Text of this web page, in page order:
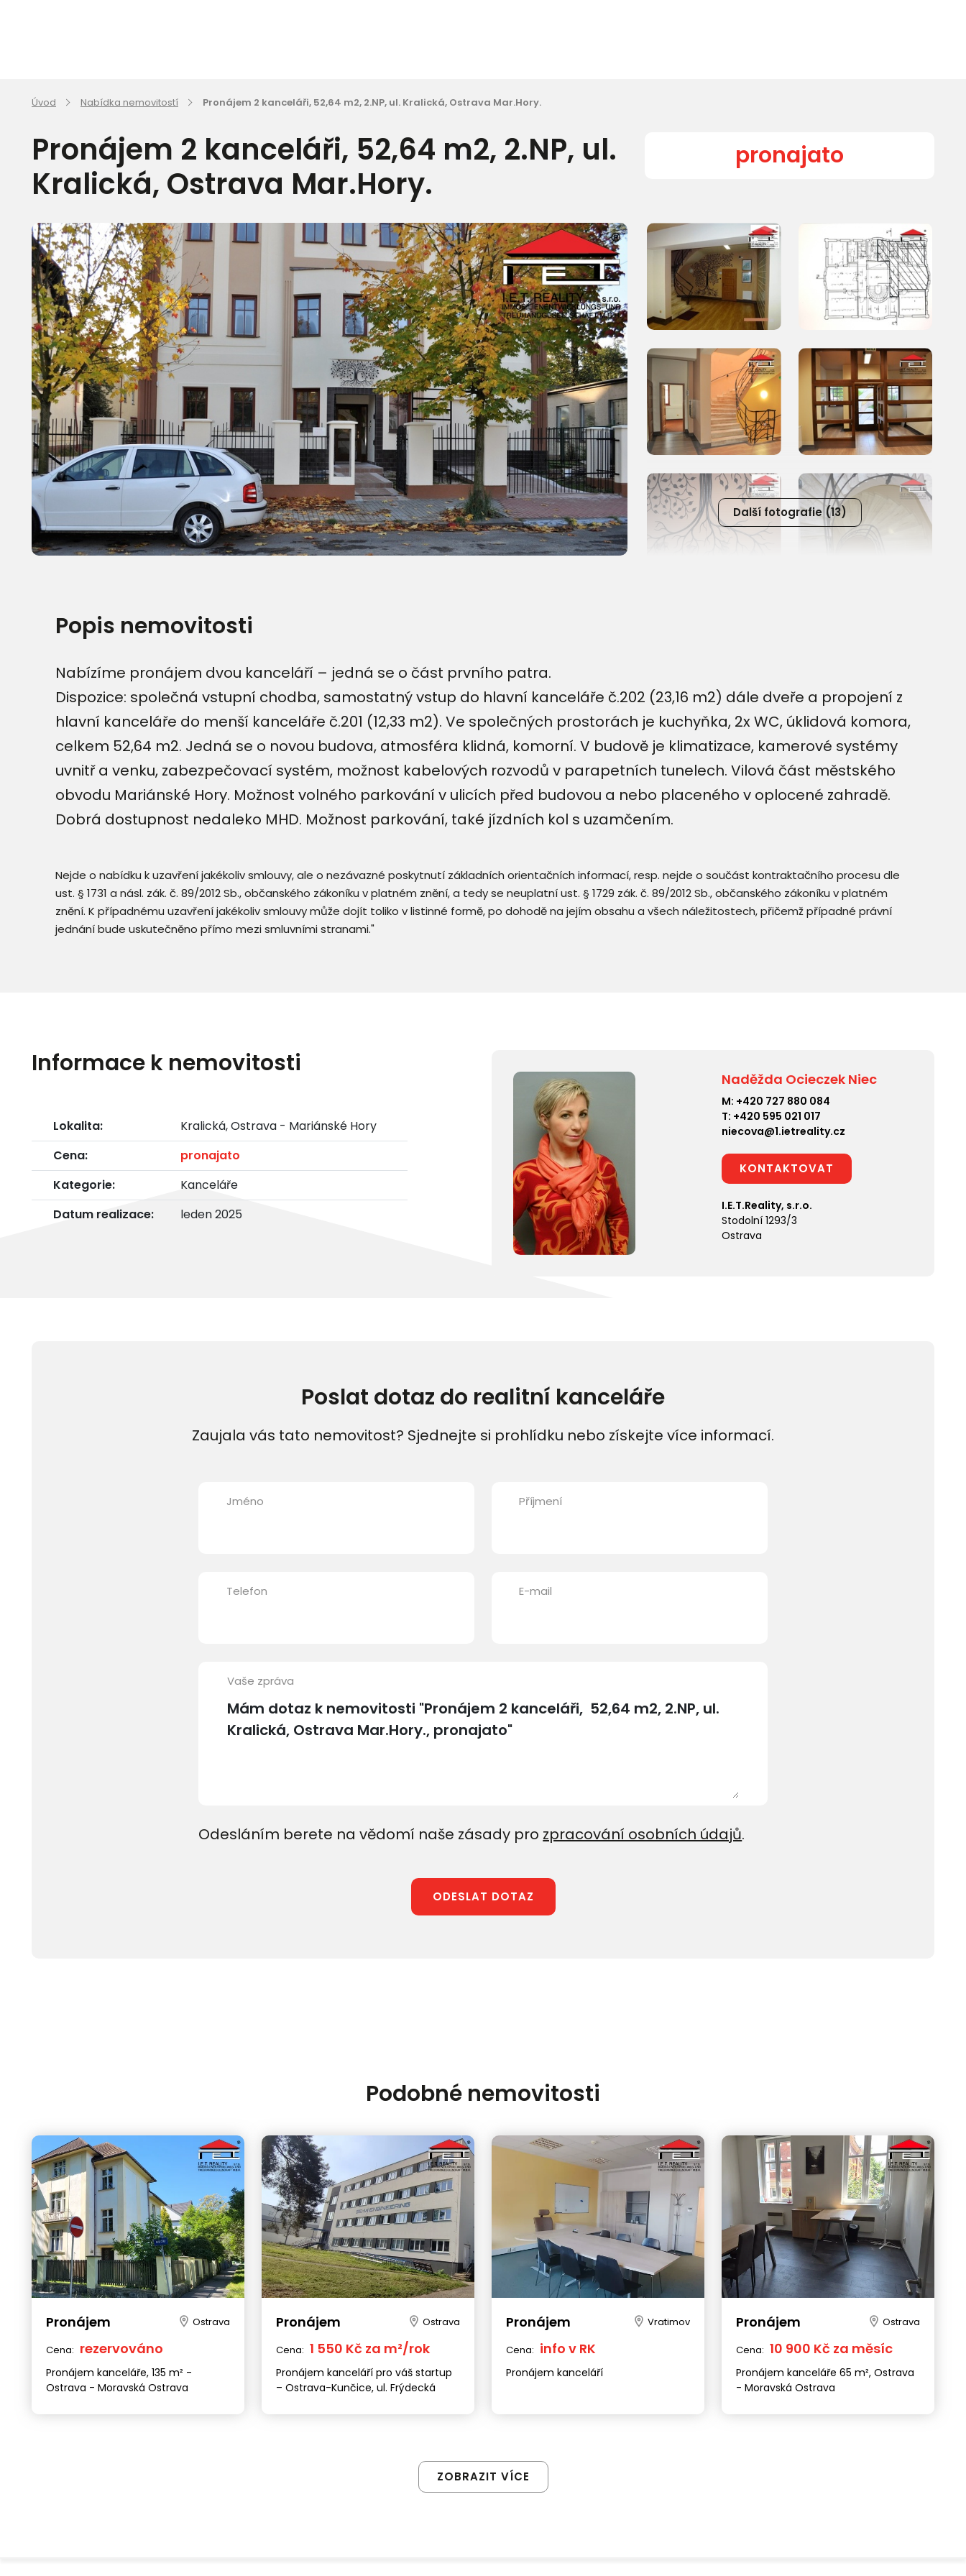
Úvod Nabídka nemovitostí Pronájem 2 kanceláři, 52,64 m2, 2.NP, ul. Kralická, Ostrava Mar.Hory.
Pronájem 2 kanceláři, 52,64 m2, 2.NP, ul.
Kralická, Ostrava Mar.Hory.
pronajato
Další fotografie (13)
Popis nemovitosti
Nabízíme pronájem dvou kanceláří – jedná se o část prvního patra.
Dispozice: společná vstupní chodba, samostatný vstup do hlavní kanceláře č.202 (23,16 m2) dále dveře a propojení z
hlavní kanceláře do menší kanceláře č.201 (12,33 m2). Ve společných prostorách je kuchyňka, 2x WC, úklidová komora,
celkem 52,64 m2. Jedná se o novou budova, atmosféra klidná, komorní. V budově je klimatizace, kamerové systémy
uvnitř a venku, zabezpečovací systém, možnost kabelových rozvodů v parapetních tunelech. Vilová část městského
obvodu Mariánské Hory. Možnost volného parkování v ulicích před budovou a nebo placeného v oplocené zahradě.
Dobrá dostupnost nedaleko MHD. Možnost parkování, také jízdních kol s uzamčením.
Nejde o nabídku k uzavření jakékoliv smlouvy, ale o nezávazné poskytnutí základních orientačních informací, resp. nejde o součást kontraktačního procesu dle
ust. § 1731 a násl. zák. č. 89/2012 Sb., občanského zákoníku v platném znění, a tedy se neuplatní ust. § 1729 zák. č. 89/2012 Sb., občanského zákoníku v platném
znění. K případnému uzavření jakékoliv smlouvy může dojít toliko v listinné formě, po dohodě na jejím obsahu a všech náležitostech, přičemž případné právní
jednání bude uskutečněno přímo mezi smluvními stranami."
Informace k nemovitosti
Lokalita:
Kralická, Ostrava - Mariánské Hory
Cena:
pronajato
Kategorie:
Kanceláře
Datum realizace:
leden 2025
Naděžda Ocieczek Niec
M: +420 727 880 084
T: +420 595 021 017
niecova@1.ietreality.cz
KONTAKTOVAT
I.E.T.Reality, s.r.o.
Stodolní 1293/3
Ostrava
Poslat dotaz do realitní kanceláře
Zaujala vás tato nemovitost? Sjednejte si prohlídku nebo získejte více informací.
Jméno Příjmení
Telefon E-mail
Vaše zpráva
Odesláním berete na vědomí naše zásady pro zpracování osobních údajů.
ODESLAT DOTAZ
Podobné nemovitosti
Pronájem Ostrava
Cena: rezervováno
Pronájem kanceláře, 135 m² -
Ostrava - Moravská Ostrava
Pronájem Ostrava
Cena: 1 550 Kč za m²/rok
Pronájem kanceláří pro váš startup
– Ostrava-Kunčice, ul. Frýdecká
Pronájem Vratimov
Cena: info v RK
Pronájem kanceláří
Pronájem Ostrava
Cena: 10 900 Kč za měsíc
Pronájem kanceláře 65 m², Ostrava
- Moravská Ostrava
ZOBRAZIT VÍCE